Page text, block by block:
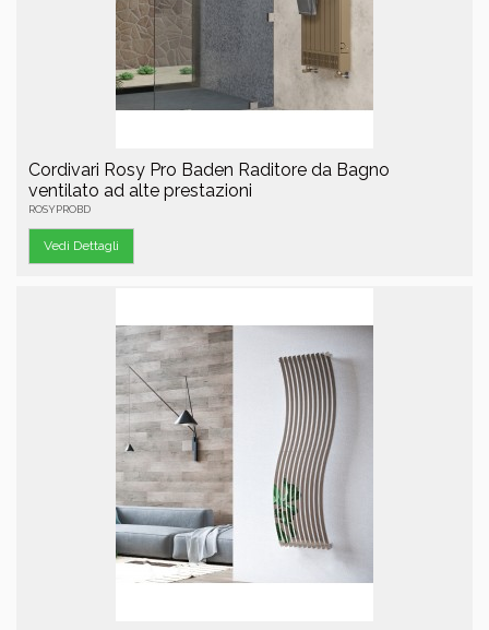
Cordivari Rosy Pro Baden Raditore da Bagno
ventilato ad alte prestazioni
ROSYPROBD
Vedi Dettagli